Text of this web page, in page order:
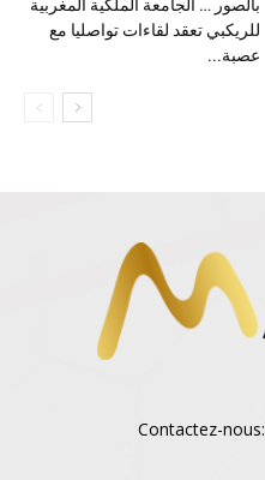
بالصور … الجامعة الملكية المغربية
للريكبي تعقد لقاءات تواصليا مع
عصبة...
Contactez-nous: